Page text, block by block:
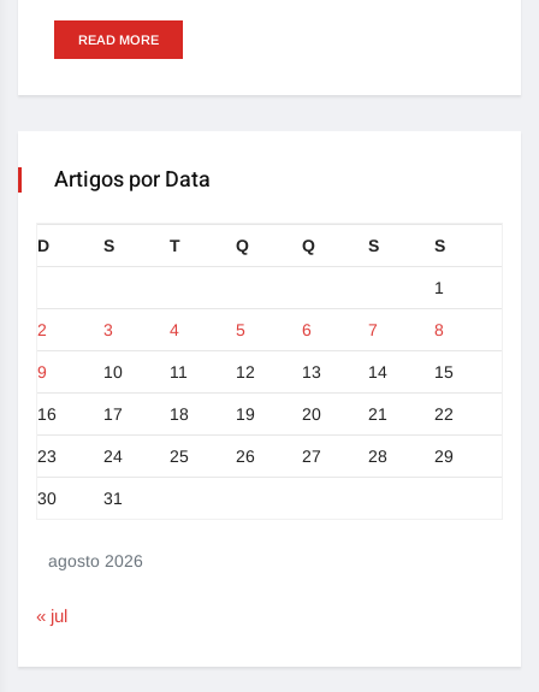
READ MORE
Artigos por Data
agosto 2026
D S T Q Q S S
1
2 3 4 5 6 7 8
9 10 11 12 13 14 15
16 17 18 19 20 21 22
23 24 25 26 27 28 29
30 31
« jul